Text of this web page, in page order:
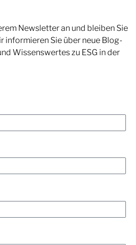
Newsletter an und bleiben Sie
informieren Sie über neue Blog-
Wissenswertes zu ESG in der